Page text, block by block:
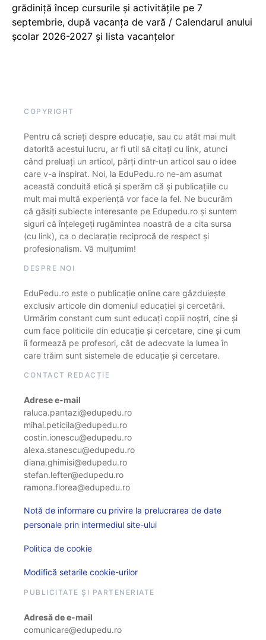
grădiniță încep cursurile și activitățile pe 7
septembrie, după vacanța de vară / Calendarul anului
școlar 2026-2027 și lista vacanțelor
COPYRIGHT
Pentru că scrieți despre educație, sau cu atât mai mult
datorită acestui lucru, ar fi util să citați cu link, atunci
când preluați un articol, părți dintr-un articol sau o idee
care v-a inspirat. Noi, la EduPedu.ro ne-am asumat
această conduită etică și sperăm că și publicațiile cu
mult mai multă experiență vor face la fel. Ne bucurăm
că găsiți subiecte interesante pe Edupedu.ro și suntem
siguri că înțelegeți rugămintea noastră de a cita sursa
(cu link), ca o declarație reciprocă de respect și
profesionalism. Vă mulțumim!
DESPRE NOI
EduPedu.ro este o publicație online care găzduiește
exclusiv articole din domeniul educației și cercetării.
Urmărim constant cum sunt educați copiii noștri, cine și
cum face politicile din educație și cercetare, cine și cum
îi formează pe profesori, cât de adecvate la lumea în
care trăim sunt sistemele de educație și cercetare.
CONTACT REDACȚIE
Adrese e-mail
raluca.pantazi@edupedu.ro
mihai.peticila@edupedu.ro
costin.ionescu@edupedu.ro
alexa.stanescu@edupedu.ro
diana.ghimisi@edupedu.ro
stefan.lefter@edupedu.ro
ramona.florea@edupedu.ro
Notă de informare cu privire la prelucrarea de date
personale prin intermediul site-ului
Politica de cookie
Modifică setarile cookie-urilor
PUBLICITATE ȘI PARTENERIATE
Adresă de e-mail
comunicare@edupedu.ro